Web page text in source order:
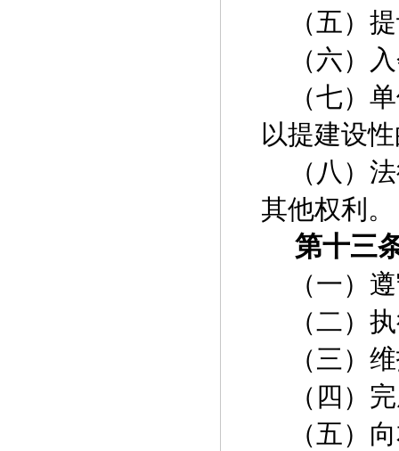
（五）
（六）
（七）
以提建设
（八）
其他权利。
第十三
（一）
（二）
（三）
（四）
（五）